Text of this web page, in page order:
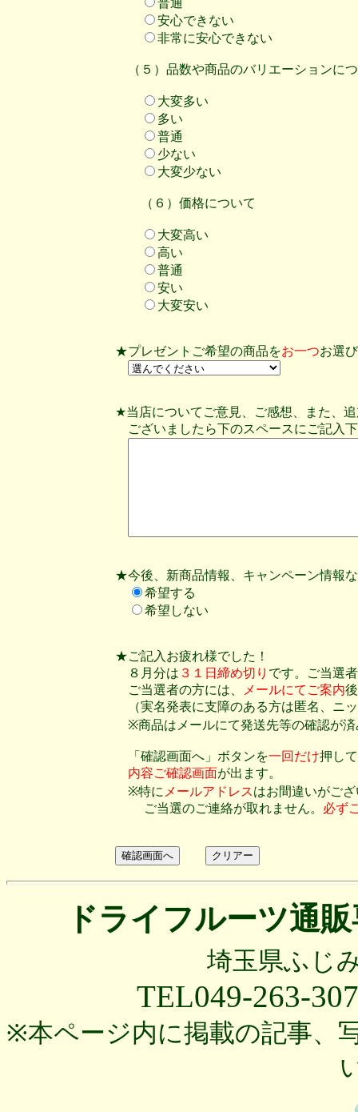
普通
安心できない
非常に安心できない
（５）品数や商品のバリエーションに
大変多い
多い
普通
少ない
大変少ない
（６）価格について
大変高い
高い
普通
安い
大変安い
★プレゼントご希望の商品をお一つお選
★当店についてご意見、ご感想、また、
ございましたら下のスペースにご記入
★今後、新商品情報、キャンペーン情報
希望する
希望しない
★ご記入お疲れ様でした！
８月分は ３１日締め切り です。ご当選
ご当選者の方には、
メールにてご案内
（実名発表に支障のある方は匿名、ニ
※商品はメールにて発送先等の確認が済
「確認画面へ」ボタンを一回だけ押し
内容ご確認画面が出ます。
※特に メールアドレスはお間違いがご
ご当選のご連絡が取れません。 必ず
ドライフルーツ通
埼玉県ふじ
TEL049-263-
※本ページ内に掲載の記事、